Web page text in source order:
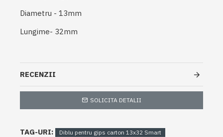
SOLICITA DETALII
Diametru - 13mm
Lungime- 32mm
RECENZII
TAG-URI:
Diblu pentru gips carton 13x32 Smart